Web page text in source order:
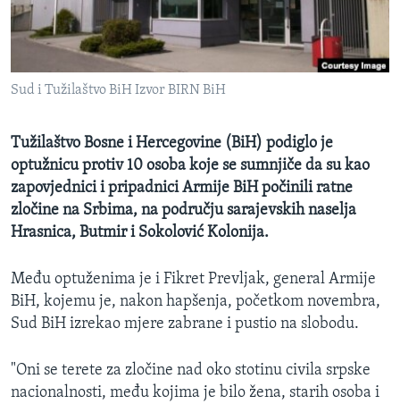
Learning English
PRATITE NAS
Jezici
Sud i Tužilaštvo BiH Izvor BIRN BiH
Tužilaštvo Bosne i Hercegovine (BiH) podiglo je
optužnicu protiv 10 osoba koje se sumnjiče da su kao
zapovjednici i pripadnici Armije BiH počinili ratne
zločine na Srbima, na području sarajevskih naselja
Hrasnica, Butmir i Sokolović Kolonija.
Među optuženima je i Fikret Prevljak, general Armije
BiH, kojemu je, nakon hapšenja, početkom novembra,
Sud BiH izrekao mjere zabrane i pustio na slobodu.
"Oni se terete za zločine nad oko stotinu civila srpske
nacionalnosti, među kojima je bilo žena, starih osoba i